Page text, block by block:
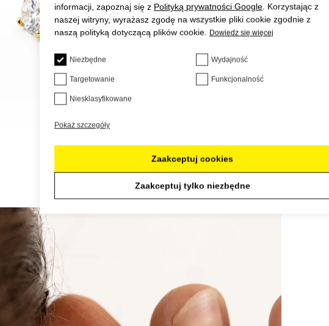
informacji, zapoznaj się z Polityką prywatności Google. Korzystając z
naszej witryny, wyrażasz zgodę na wszystkie pliki cookie zgodnie z
naszą polityką dotyczącą plików cookie. Dowiedz się więcej
Niezbędne Wydajność
Targetowanie Funkcjonalność
Niesklasyfikowane
Pokaż szczegóły
Zaakceptuj cookies
Zaakceptuj tylko niezbędne